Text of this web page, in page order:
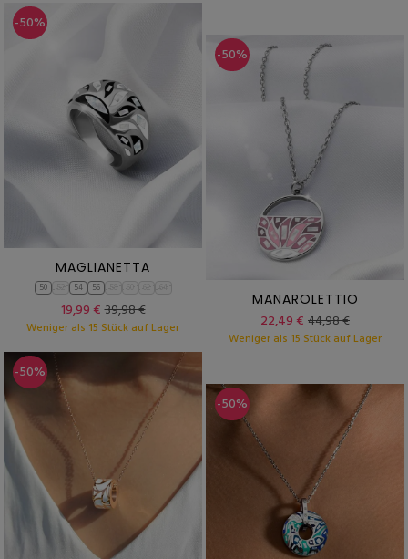
-50%
MAGLIANETTA
50 54 56
19,99 €39,98 €
Weniger als 15 Stück auf Lager
-50%
MANAROLETTIO
22,49 € 44,98 €
Weniger als 15 Stück auf Lager
-50%
-50%